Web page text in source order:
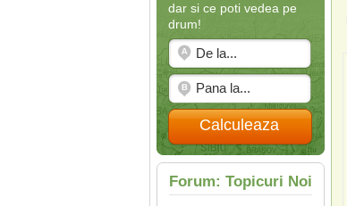
dar si ce poti vedea pe
drum!
Calculeaza
Forum: Topicuri Noi